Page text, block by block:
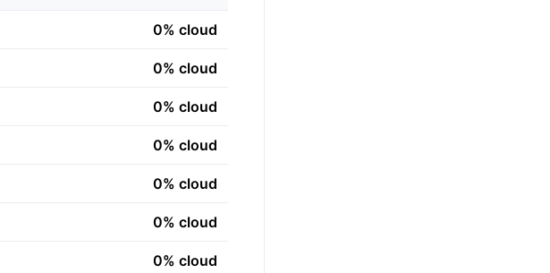
0% cloud
0% cloud
0% cloud
0% cloud
0% cloud
0% cloud
0% cloud